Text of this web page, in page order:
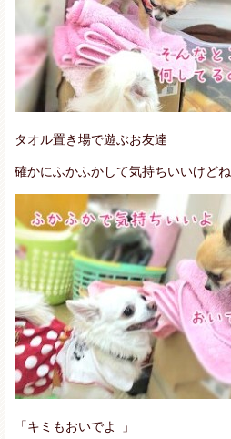
タオル置き場で遊ぶお友達
確かにふかふかして気持ちいいけどね
「キミもおいでよ 」